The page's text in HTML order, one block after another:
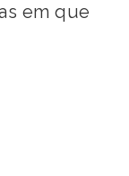
em que